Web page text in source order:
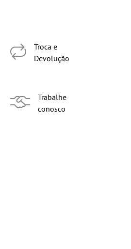
Troca e
Devolução
Trabalhe
conosco